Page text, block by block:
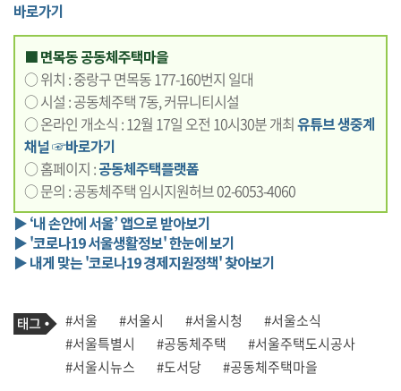
바로가기
■ 면목동 공동체주택마을
○ 위치 : 중랑구 면목동 177-160번지 일대
○ 시설 : 공동체주택 7동, 커뮤니티시설
○ 온라인 개소식 : 12월 17일 오전 10시30분 개최유튜브 생중계
채널 ☞바로가기
○ 홈페이지 :공동체주택플랫폼
○ 문의 : 공동체주택 임시지원허브 02-6053-4060
▶ ‘내 손안에 서울’ 앱으로 받아보기
▶ '코로나19 서울생활정보' 한눈에 보기
▶ 내게 맞는 '코로나19 경제지원정책' 찾아보기
기
사
관
련
태
태
그
#서울 #서울시 #서울시청
#서울소식
#서울특별시
#공동체주택
#서울주택도시공사
#서울시뉴스
#도서당 #공동체주택마을